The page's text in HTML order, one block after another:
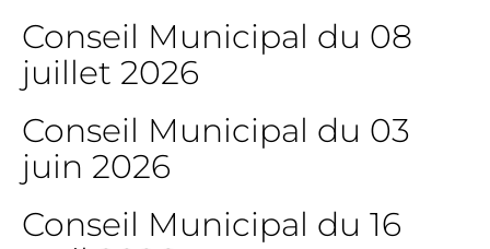
Conseil Municipal du 08
juillet 2026
Conseil Municipal du 03
juin 2026
Conseil Municipal du 16